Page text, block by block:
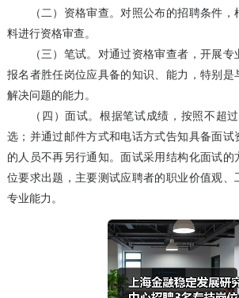
（二）资格审查。对照公布的招聘条件，
料进行资格审查。
（三）笔试。对通过资格审查者，开展专
报名者胜任岗位应具备的知识、能力，特别是
解决问题的能力。
（四）面试。根据笔试成绩，按照不超过
选；并通过邮件方式和电话方式告知具备面试
的人员不再另行通知。面试采用结构化面试的
位要求出题，主要测试应聘者的职业价值观、
专业能力。